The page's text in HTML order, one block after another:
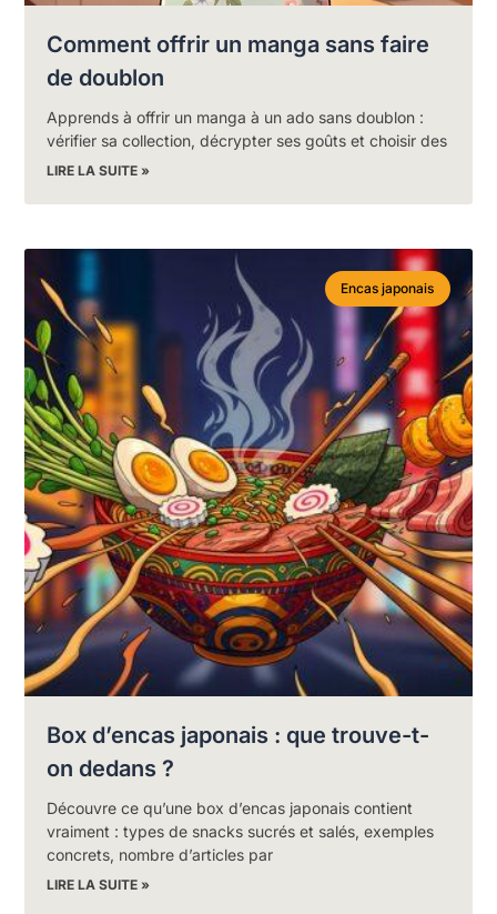
Comment offrir un manga sans faire
de doublon
Apprends à offrir un manga à un ado sans doublon :
vérifier sa collection, décrypter ses goûts et choisir des
LIRE LA SUITE »
Encas japonais
Box d’encas japonais : que trouve-t-
on dedans ?
Découvre ce qu’une box d’encas japonais contient
vraiment : types de snacks sucrés et salés, exemples
concrets, nombre d’articles par
LIRE LA SUITE »